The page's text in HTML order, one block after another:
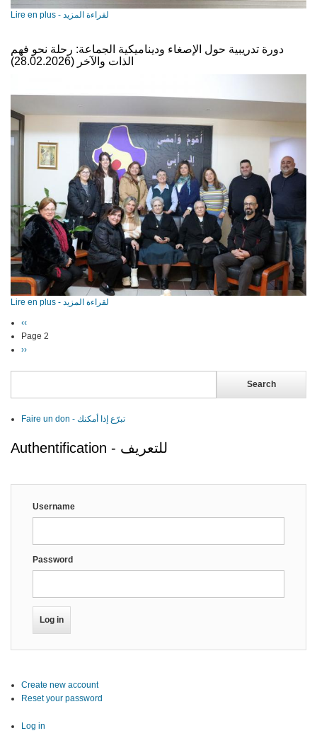
Lire en plus - لقراءة المزيد
دورة تدريبية حول الإصغاء وديناميكية الجماعة: رحلة نحو فهم
الذات والآخر (28.02.2026)
Lire en plus - لقراءة المزيد
Pagination
Previous
page
‹‹
Page 2
Next
››
Faire un don - تبرّع إذا أمكنك
Authentification - للتعريف
Username
Password
Create new account
Reset your password
Log in